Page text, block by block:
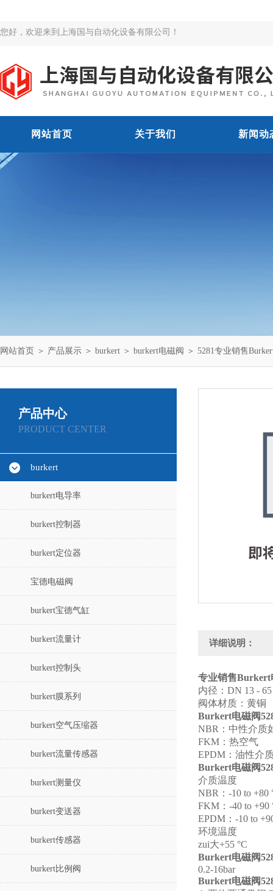
您好，欢迎来到上海国与自动化设备有限公司！
网站首页 关于我们 新闻动
网站首页 ＞ 产品展示 ＞ burkert ＞ burkert电磁阀 ＞ 5281专业销售
产品中心
PRODUCT CENTER
burkert
burkert电导率
burkert控制器
burkert定位器
宝德电磁阀
burkert宝德气缸
burkert流量计
burkert控制头
burkert膜系列
burkert空气压缩器
burkert流量传感器
burkert测量仪
burkert变送器
burkert传感器
burkert比例阀
详细说明：
专业销售Burkert
内径： DN 13 -
阀体材质：黄铜
Burkert电磁阀
NBR ：中性介质
FKM ： 热空气
EPDM ： 油性介
Burkert电磁阀
介质温度
NBR ： -10 to +80
FKM ： -40 to +90
EPDM ： -10 to
环境温度
zui大+55 °C
Burkert电磁阀
0.2-16bar
Burkert电磁阀